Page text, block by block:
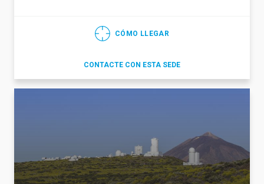
CÓMO LLEGAR
CONTACTE CON ESTA SEDE